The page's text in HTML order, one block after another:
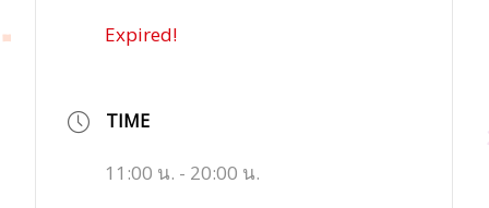
Expired!
TIME
11:00 น. - 20:00 น.